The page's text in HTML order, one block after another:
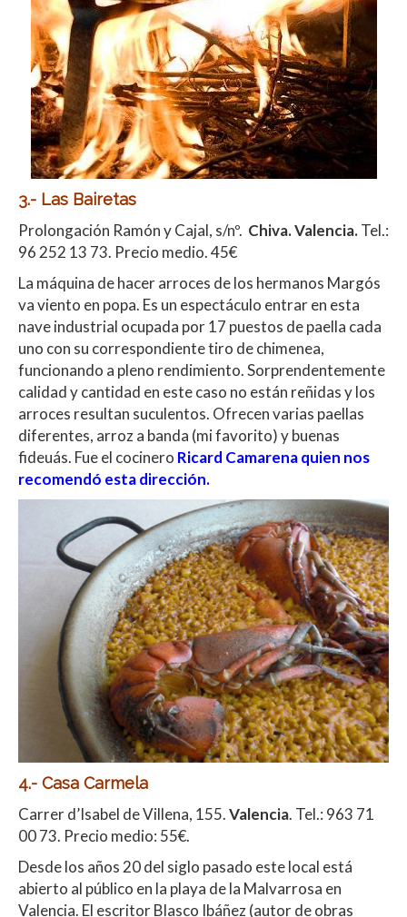
3.- Las Bairetas
Prolongación Ramón y Cajal, s/nº. Chiva. Valencia.Tel.:
96 252 13 73. Precio medio. 45€
La máquina de hacer arroces de los hermanos Margós
va viento en popa. Es un espectáculo entrar en esta
nave industrial ocupada por 17 puestos de paella cada
uno con su correspondiente tiro de chimenea,
funcionando a pleno rendimiento. Sorprendentemente
calidad y cantidad en este caso no están reñidas y los
arroces resultan suculentos. Ofrecen varias paellas
diferentes, arroz a banda (mi favorito) y buenas
fideuás. Fue el cocinero Ricard Camarena quien nos
recomendó esta dirección.
4.- Casa Carmela
Carrer d’Isabel de Villena, 155.Valencia. Tel.: 963 71
00 73. Precio medio: 55€.
Desde los años 20 del siglo pasado este local está
abierto al público en la playa de la Malvarrosa en
Valencia. El escritor Blasco Ibáñez (autor de obras